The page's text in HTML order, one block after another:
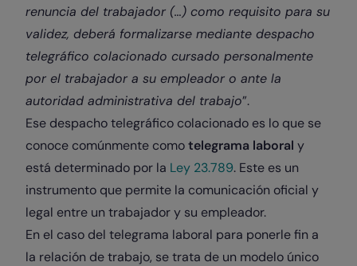
renuncia del trabajador (…) como requisito para su
validez, deberá formalizarse mediante despacho
telegráfico colacionado cursado personalmente
por el trabajador a su empleador o ante la
autoridad administrativa del trabajo”.
Ese despacho telegráfico colacionado es lo que se
conoce comúnmente comotelegrama laboral y
está determinado por la Ley 23.789. Este es un
instrumento que permite la comunicación oficial y
legal entre un trabajador y su empleador.
En el caso del telegrama laboral para ponerle fin a
la relación de trabajo, se trata de un modelo único